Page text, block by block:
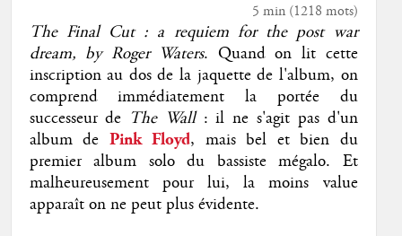
5 min(1218 mots)
The Final Cut : a requiem for the post war
dream, by Roger Waters. Quand on lit cette
inscription au dos de la jaquette de l'album, on
comprend immédiatement la portée du
successeur de The Wall: il ne s'agit pas d'un
album de Pink Floyd, mais bel et bien du
premier album solo du bassiste mégalo. Et
malheureusement pour lui, la moins value
apparaît on ne peut plus évidente.